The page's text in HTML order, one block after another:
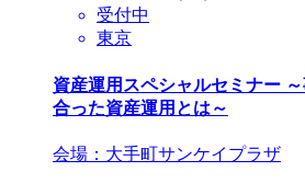
受付中
東京
資産運用スペシャルセミナー
合った資産運用とは～
会場：大手町サンケイプラザ